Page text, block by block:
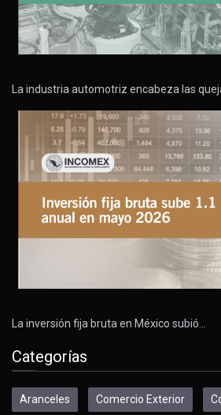
La industria automotriz encabeza las
La inversión fija bruta en México subió…
Categorías
Aranceles Comercio Exterior